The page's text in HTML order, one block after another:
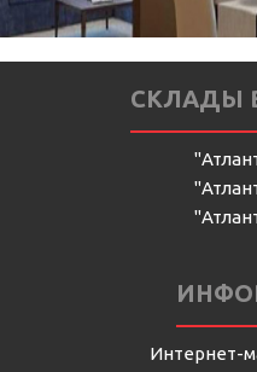
СКЛАДЫ
Интернет-